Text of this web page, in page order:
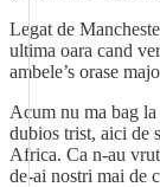
Legat de
ultima oara cand
ambele’s orase
Acum nu ma bag la
dubios trist, aici de
Africa. Ca n-au
de-ai nostri mai de